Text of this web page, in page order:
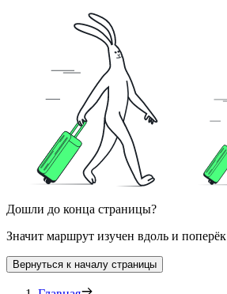
Дошли до конца страницы?
Значит маршрут изучен вдоль и поперёк
Вернуться к началу страницы